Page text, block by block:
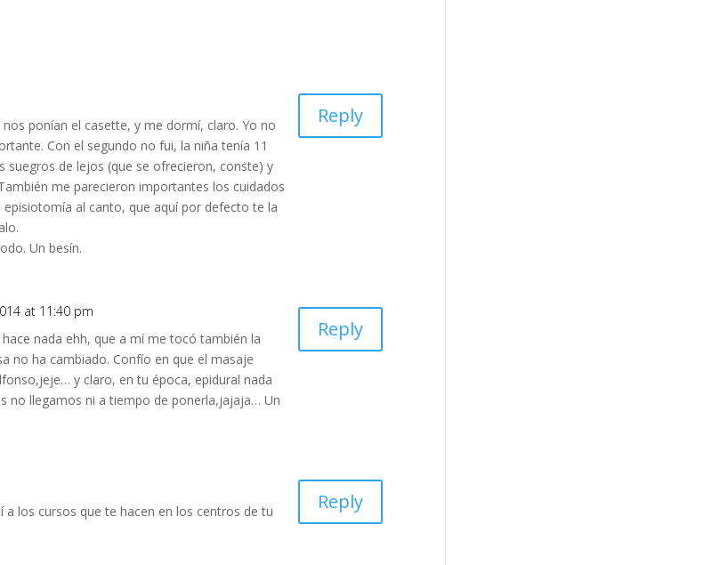
ponían el casette, y me dormí, claro. Yo no
Con el segundo no fui, la niña tenía 11
suegros de lejos (que se ofrecieron, conste) y
me parecieron importantes los cuidados
episiotomía al canto, que aquí por defecto te la
Un besín.
Reply
at 11:40 pm
nada ehh, que a mí me tocó también la
no ha cambiado. Confío en que el masaje
y claro, en tu época, epidural nada
no llegamos ni a tiempo de ponerla,jajaja… Un
Reply
los cursos que te hacen en los centros de tu
Reply